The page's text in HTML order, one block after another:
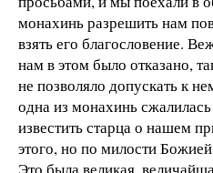
монахинь разрешить нам
взять его благословение.
нам в этом было отказано,
не позволяло допускать к
одна из монахинь
известить старца о нашем
этого, но по милости